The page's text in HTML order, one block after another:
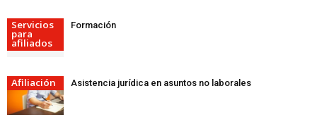
Servicios
para
afiliados
Formación
Afiliación Asistencia jurídica en asuntos no laborales